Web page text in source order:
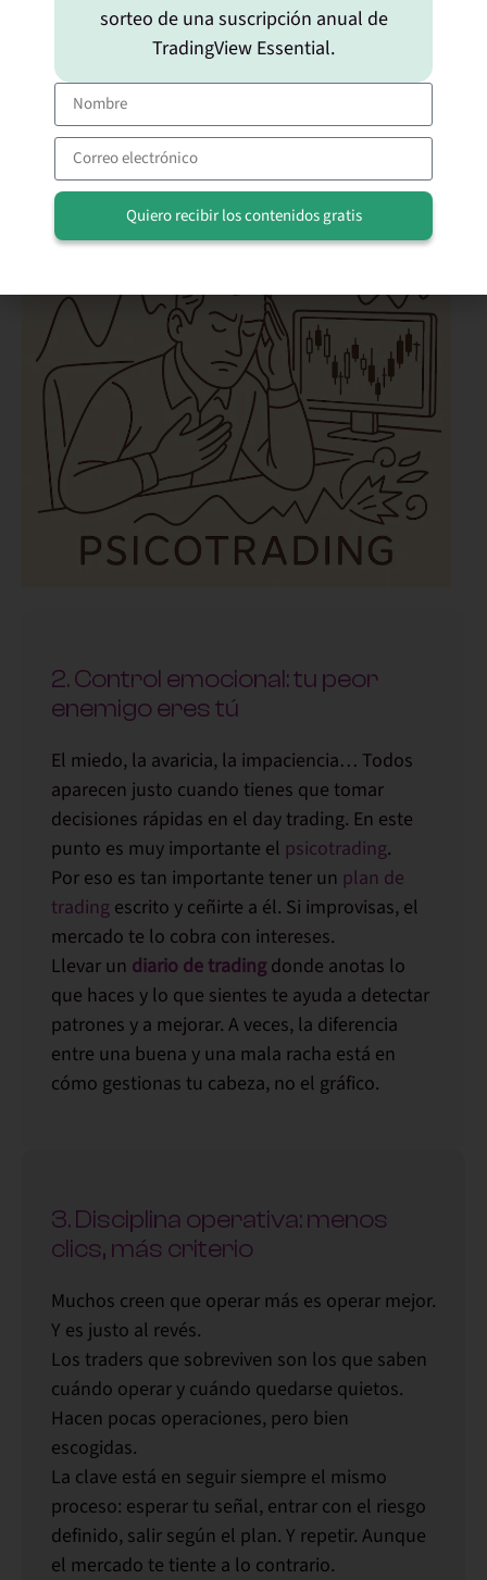
Y esto no es negociable. Da igual si operas
acciones, futuros o criptos. Sin gestión del
riesgo,te vas al hoyo.
2. Control emocional: tu peor
enemigo eres tú
El miedo, la avaricia, la impaciencia… Todos
aparecen justo cuando tienes que tomar
decisiones rápidas en el day trading. En este
punto es muy importante el psicotrading.
Por eso es tan importante tener un plan de
trading escrito y ceñirte a él. Si improvisas, el
mercado te lo cobra con intereses.
Llevar un diario de tradingdonde anotas lo
que haces y lo que sientes te ayuda a detectar
patrones y a mejorar. A veces, la diferencia
entre una buena y una mala racha está en
cómo gestionas tu cabeza, no el gráfico.
3. Disciplina operativa: menos
clics, más criterio
Muchos creen que operar más es operar mejor.
Y es justo al revés.
Los traders que sobreviven son los que saben
cuándo operar y cuándo quedarse quietos.
Hacen pocas operaciones, pero bien
escogidas.
La clave está en seguir siempre el mismo
proceso: esperar tu señal, entrar con el riesgo
definido, salir según el plan. Y repetir. Aunque
el mercado te tiente a lo contrario.
sorteo de una suscripción anual de
TradingView Essential.
Quiero recibir los contenidos gratis